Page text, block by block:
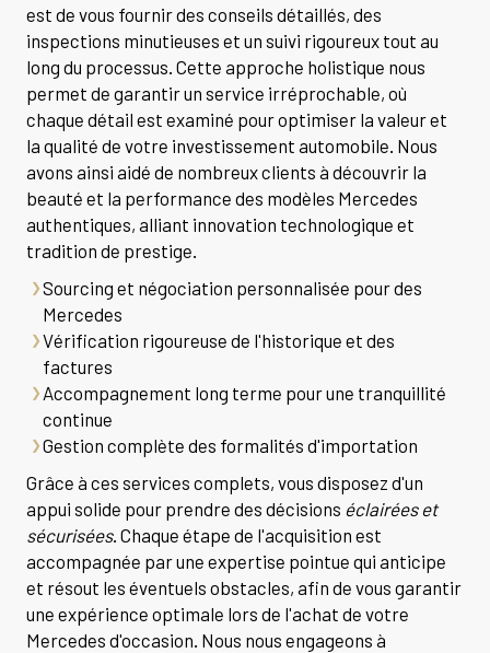
est de vous fournir des conseils détaillés, des
inspections minutieuses et un suivi rigoureux tout au
long du processus. Cette approche holistique nous
permet de garantir un service irréprochable, où
chaque détail est examiné pour optimiser la valeur et
la qualité de votre investissement automobile. Nous
avons ainsi aidé de nombreux clients à découvrir la
beauté et la performance des modèles Mercedes
authentiques, alliant innovation technologique et
tradition de prestige.
Sourcing et négociation personnalisée pour des
Mercedes
Vérification rigoureuse de l'historique et des
factures
Accompagnement long terme pour une tranquillité
continue
Gestion complète des formalités d'importation
Grâce à ces services complets, vous disposez d'un
appui solide pour prendre des décisions éclairées et
sécurisées. Chaque étape de l'acquisition est
accompagnée par une expertise pointue qui anticipe
et résout les éventuels obstacles, afin de vous garantir
une expérience optimale lors de l'achat de votre
Mercedes d'occasion. Nous nous engageons à